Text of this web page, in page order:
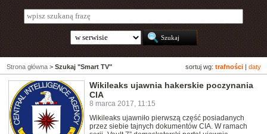
sortuj wg: trafności daty
Strona główna > Szukaj "Smart TV"
Wikileaks ujawnia hakerskie poczynania
CIA
8 marca 2017, 11:15
Wikileaks ujawniło pierwszą część posiadanych
przez siebie tajnych dokumentów CIA. W ramach